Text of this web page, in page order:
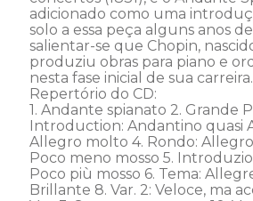
adicionado como uma
solo a essa peça alguns anos
salientar-se que Chopin,
produziu obras para piano e
nesta fase inicial de sua carreira.
Repertório do CD:
1. Andante spianato 2. Grande
Introduction: Andantino quasi
Allegro molto 4. Rondo:
Poco meno mosso 5.
Poco più mosso 6. Tema:
Brillante 8. Var. 2: Veloce, ma